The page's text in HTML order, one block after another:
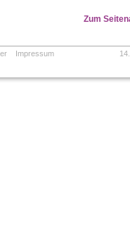
Zum
Impressum